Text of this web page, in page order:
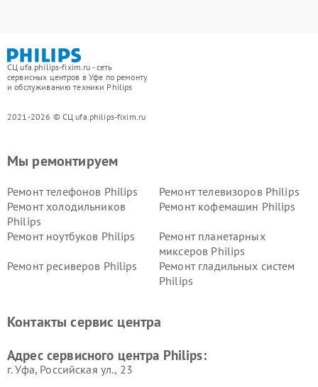
СЦ ufa.philips-fixim.ru - сеть
сервисных центров в Уфе по ремонту
и обслуживанию техники Philips
2021-2026 © СЦ ufa.philips-fixim.ru
Мы ремонтируем
Ремонт телефонов Philips
Ремонт телевизоров Philips
Ремонт холодильников
Philips
Ремонт кофемашин Philips
Ремонт ноутбуков Philips
Ремонт планетарных
миксеров Philips
Ремонт ресиверов Philips
Ремонт гладильных систем
Philips
Ремонт стиральных машин
Ремонт увлажнителей
Контакты сервис центра
Адрес сервисного центра Philips:
г. Уфа, Российская ул., 23